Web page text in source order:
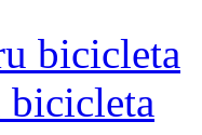
bicicleta
bicicleta